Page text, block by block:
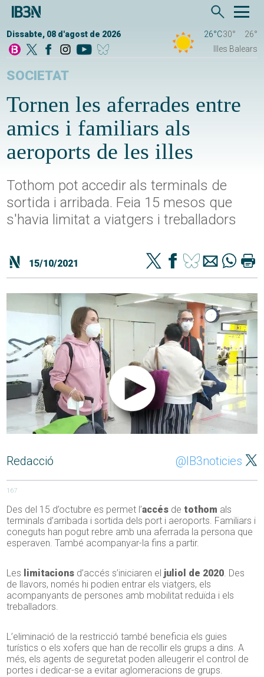
Dissabte, 08 d'agost de 2026 26°C30°
26°
Illes Balears
SOCIETAT
Tornen les aferrades entre
amics i familiars als
aeroports de les illes
Tothom pot accedir als terminals de
sortida i arribada. Feia 15 mesos que
s'havia limitat a viatgers i treballadors
15/10/2021
Redacció @IB3noticies
167
Des del 15 d’octubre es permet l’accés de tothom als
terminals d’arribada i sortida dels port i aeroports. Familiars i
coneguts han pogut rebre amb una aferrada la persona que
esperaven. També acompanyar-la fins a partir.
Les limitacions d’accés s’iniciaren el juliol de 2020. Des
de llavors, només hi podien entrar els viatgers, els
acompanyants de persones amb mobilitat reduïda i els
treballadors.
L’eliminació de la restricció també beneficia els guies
turístics o els xofers que han de recollir els grups a dins. A
més, els agents de seguretat poden alleugerir el control de
portes i dedicar-se a evitar aglomeracions de grups.